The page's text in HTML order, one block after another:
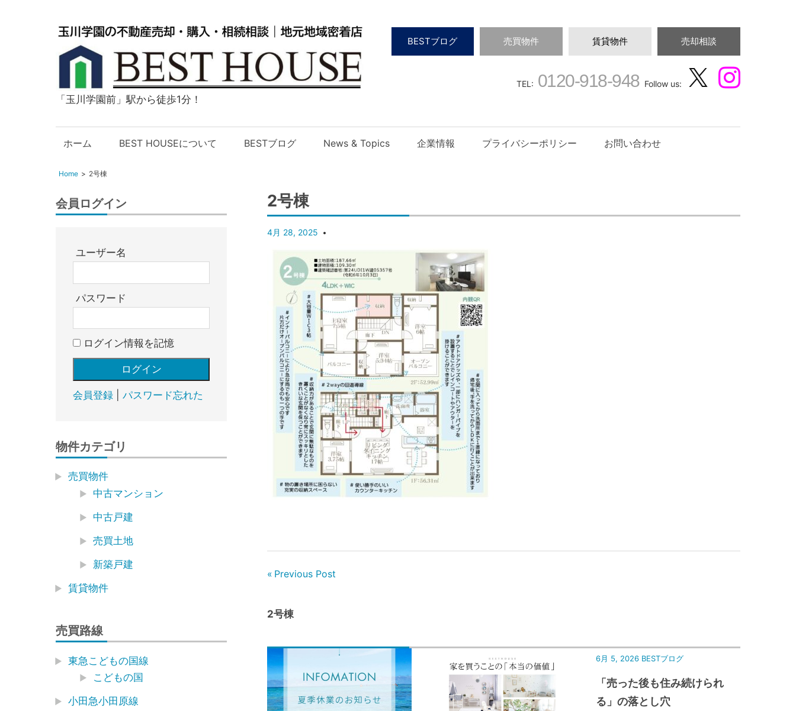
玉
学
の
動
産
入・
却・
BEST
HOUSE
「玉川学園前」駅から徒歩1分！
BESTブログ 売買物件 賃貸物件 売却相談
TEL: 0120-918-948Follow us:
ホーム BEST HOUSEについて BESTブログ News & Topics 企業情報 プライバシーポリシー お問い合わせ
Home 2号棟
2号棟
4月 28, 2025
Previous Post
2号棟
6月 5, 2026 BESTブログ
「売った後も住み続けられ
る」の落とし穴
会員ログイン
ユーザー名
パスワード
ログイン情報を記憶
会員登録| パスワード忘れた
物件カテゴリ
売買物件
中古マンション
中古戸建
売買土地
新築戸建
賃貸物件
売買路線
東急こどもの国線
こどもの国
小田急小田原線